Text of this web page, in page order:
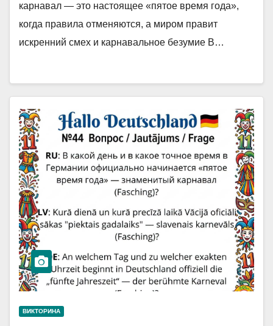
карнавал — это настоящее «пятое время года»,
когда правила отменяются, а миром правит
искренний смех и карнавальное безумие В…
ВИКТОРИНА